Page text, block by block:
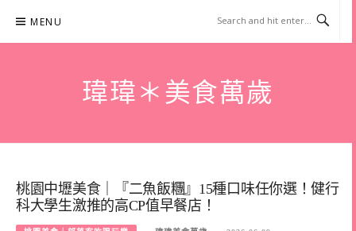
content
MENU
瑋瑋＊美食萬歲
桃園中壢美食｜『二魚飯糰』15種口味任你選！健行
科大學生激推的高CP值早餐店！